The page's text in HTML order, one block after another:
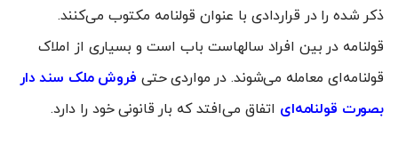
ذکر شده را در قراردادی با عنوان قولنامه مکتوب می‌کنند.
قولنامه در بین افراد سالهاست باب است و بسیاری از املاک
قولنامه‌ای معامله می‌شوند. در مواردی حتی فروش ملک سند دار
بصورت قولنامه‌ای اتفاق می‌افتد که بار قانونی خود را دارد.